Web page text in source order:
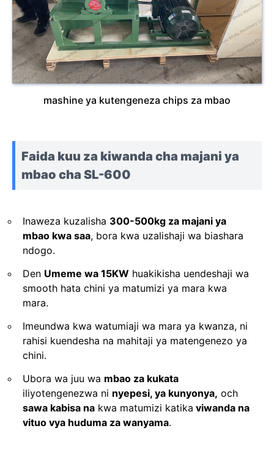
mashine ya kutengeneza chips za mbao
Faida kuu za kiwanda cha majani ya
mbao cha SL-600
Inaweza kuzalisha 300-500kg za majani ya
mbao kwa saa, bora kwa uzalishaji wa biashara
ndogo.
Den Umeme wa 15KW huakikisha uendeshaji wa
smooth hata chini ya matumizi ya mara kwa
mara.
Imeundwa kwa watumiaji wa mara ya kwanza, ni
rahisi kuendesha na mahitaji ya matengenezo ya
chini.
Ubora wa juu wa mbao za kukata
iliyotengenezwa ni nyepesi, ya kunyonya, och
sawa kabisa na kwa matumizi katika viwanda na
vituo vya huduma za wanyama.